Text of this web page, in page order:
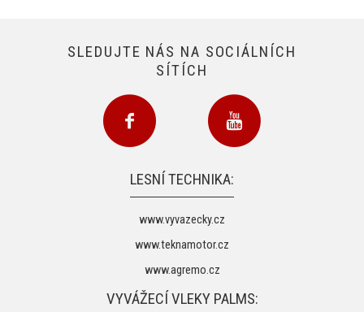
SLEDUJTE NÁS NA SOCIÁLNÍCH
SÍTÍCH
LESNÍ TECHNIKA:
www.vyvazecky.cz
www.teknamotor.cz
www.agremo.cz
VYVÁŽECÍ VLEKY PALMS: